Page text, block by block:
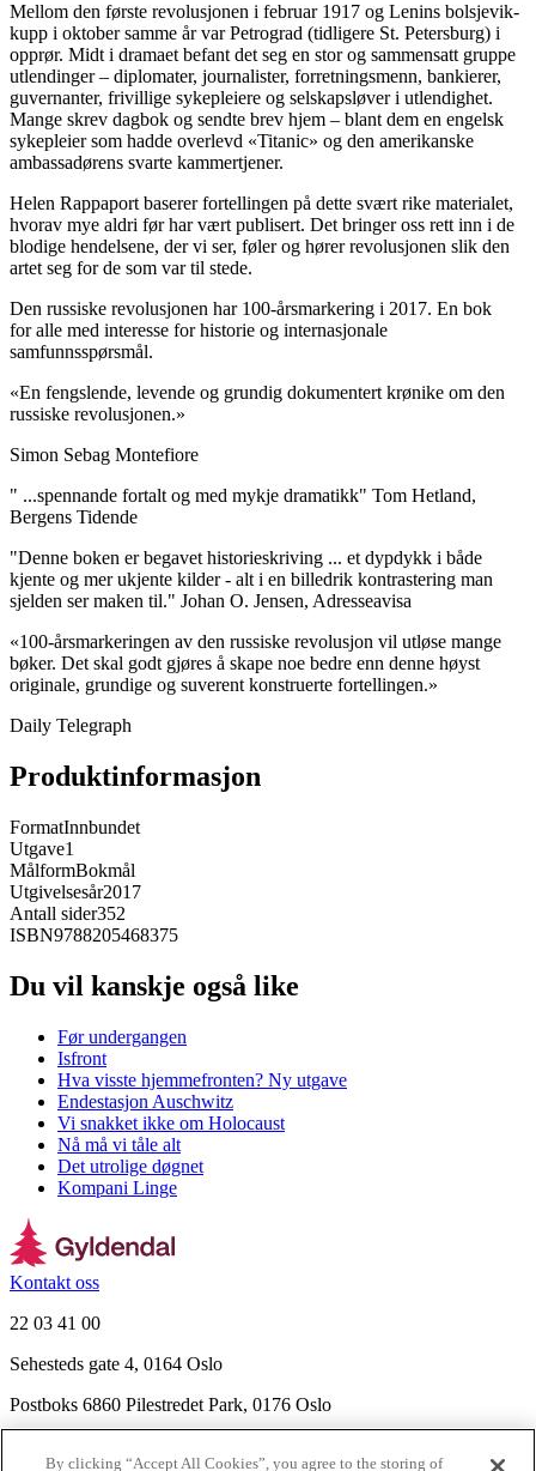
Mellom den første revolusjonen i februar 1917 og Lenins bolsjevik-
kupp i oktober samme år var Petrograd (tidligere St. Petersburg) i
opprør. Midt i dramaet befant det seg en stor og sammensatt gruppe
utlendinger – diplomater, journalister, forretningsmenn, bankierer,
guvernanter, frivillige sykepleiere og selskapsløver i utlendighet.
Mange skrev dagbok og sendte brev hjem – blant dem en engelsk
sykepleier som hadde overlevd «Titanic» og den amerikanske
ambassadørens svarte kammertjener.
Helen Rappaport baserer fortellingen på dette svært rike materialet,
hvorav mye aldri før har vært publisert. Det bringer oss rett inn i de
blodige hendelsene, der vi ser, føler og hører revolusjonen slik den
artet seg for de som var til stede.
Den russiske revolusjonen har 100-årsmarkering i 2017. En bok
for alle med interesse for historie og internasjonale
samfunnsspørsmål.
«En fengslende, levende og grundig dokumentert krønike om den
russiske revolusjonen.»
Simon Sebag Montefiore
" ...spennande fortalt og med mykje dramatikk" Tom Hetland,
Bergens Tidende
"Denne boken er begavet historieskriving ... et dypdykk i både
kjente og mer ukjente kilder - alt i en billedrik kontrastering man
sjelden ser maken til." Johan O. Jensen, Adresseavisa
«100-årsmarkeringen av den russiske revolusjon vil utløse mange
bøker. Det skal godt gjøres å skape noe bedre enn denne høyst
originale, grundige og suverent konstruerte fortellingen.»
Daily Telegraph
Produktinformasjon
FormatInnbundet
Utgave1
MålformBokmål
Utgivelsesår2017
Antall sider352
ISBN9788205468375
Du vil kanskje også like
Før undergangen
Isfront
Hva visste hjemmefronten? Ny utgave
Endestasjon Auschwitz
Vi snakket ikke om Holocaust
Nå må vi tåle alt
Det utrolige døgnet
Kompani Linge
Kontakt oss
22 03 41 00
Sehesteds gate 4, 0164 Oslo
Postboks 6860 Pilestredet Park, 0176 Oslo
By clicking “Accept All Cookies”, you agree to the storing of